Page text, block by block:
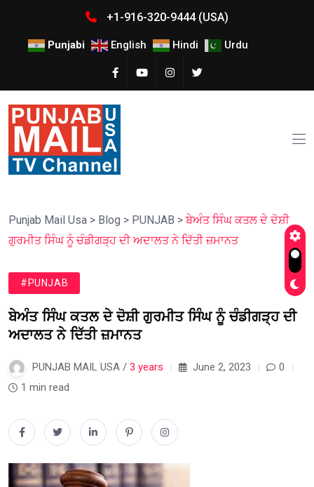
+1-916-320-9444 (USA)
Punjabi English Hindi Urdu
Punjab Mail Usa > Blog > PUNJAB >ਬੇਅੰਤ ਸਿੰਘ ਕਤਲ ਦੇ ਦੋਸ਼ੀ
ਗੁਰਮੀਤ ਸਿੰਘ ਨੂੰ ਚੰਡੀਗੜ੍ਹ ਦੀ ਅਦਾਲਤ ਨੇ ਦਿੱਤੀ ਜ਼ਮਾਨਤ
#PUNJAB
ਬੇਅੰਤ ਸਿੰਘ ਕਤਲ ਦੇ ਦੋਸ਼ੀ ਗੁਰਮੀਤ ਸਿੰਘ ਨੂੰ ਚੰਡੀਗੜ੍ਹ ਦੀ
ਅਦਾਲਤ ਨੇ ਦਿੱਤੀ ਜ਼ਮਾਨਤ
PUNJAB MAIL USA / 3 years June 2, 2023
0
1 min read